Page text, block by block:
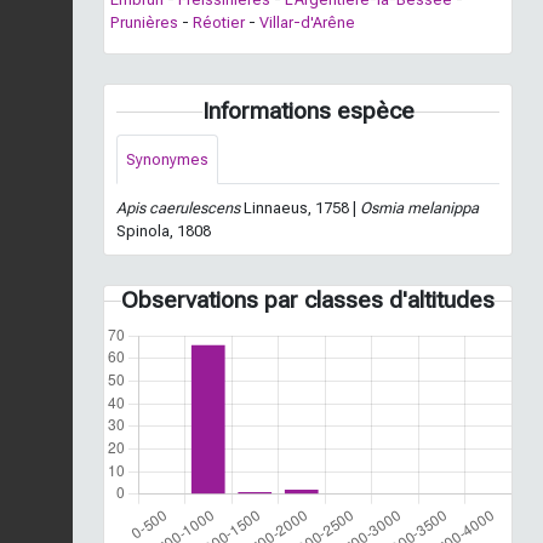
Prunières - Réotier - Villar-d'Arêne
Informations espèce
Synonymes
Apis caerulescensLinnaeus, 1758 | Osmia melanippa
Spinola, 1808
Observations par classes d'altitudes